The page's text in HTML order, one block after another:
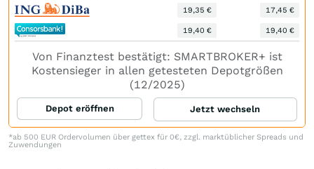
19,35 € 17,45 €
19,40 € 19,40 €
Von Finanztest bestätigt: SMARTBROKER+ ist
Kostensieger in allen getesteten Depotgrößen
(12/2025)
Depot eröffnen Jetzt wechseln
*ab 500 EUR Ordervolumen über gettex für 0€, zzgl. marktüblicher Spreads und
Zuwendungen